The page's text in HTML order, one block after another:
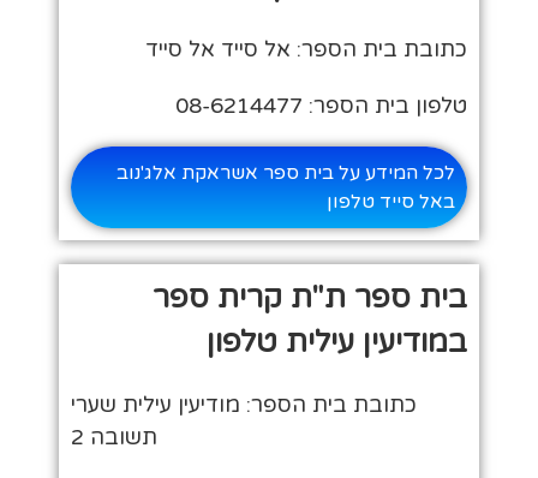
כתובת בית הספר: אל סייד אל סייד
טלפון בית הספר: 08-6214477
לכל המידע על בית ספר אשראקת אלג'נוב
באל סייד טלפון
בית ספר ת"ת קרית ספר
במודיעין עילית טלפון
כתובת בית הספר: מודיעין עילית שערי
תשובה 2